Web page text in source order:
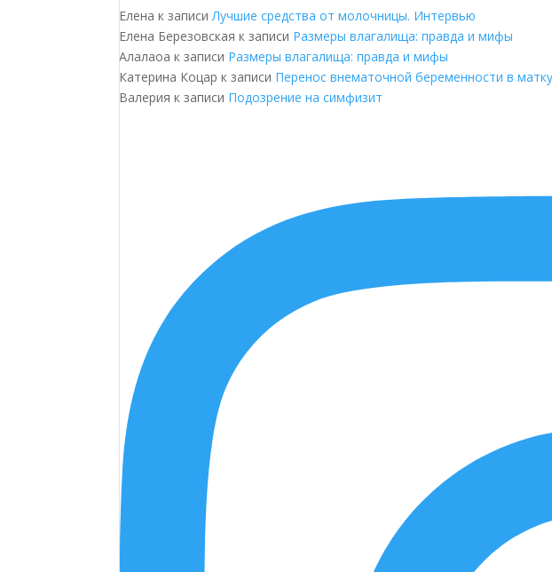
Елена к записиЛучшие средства от молочницы. Интервью
Елена Березовская к записи Размеры влагалища: правда и мифы
Алалаоа к записи Размеры влагалища: правда и мифы
Катерина Коцар к записи Перенос внематочной беременности в матку
Валерия к записи Подозрение на симфизит